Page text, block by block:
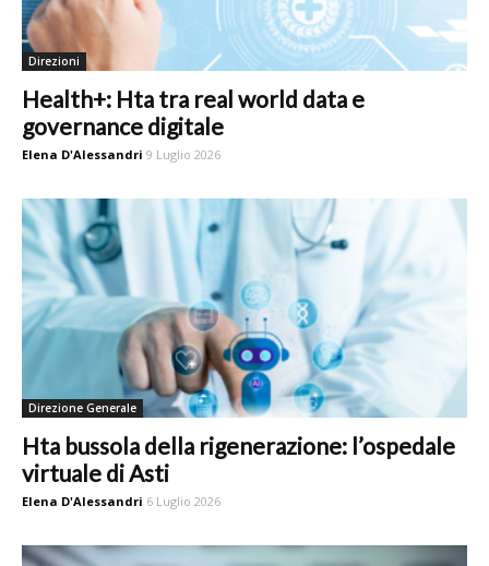
Direzioni
Health+: Hta tra real world data e
governance digitale
Elena D'Alessandri 9 Luglio 2026
Direzione Generale
Hta bussola della rigenerazione: l’ospedale
virtuale di Asti
Elena D'Alessandri 6 Luglio 2026